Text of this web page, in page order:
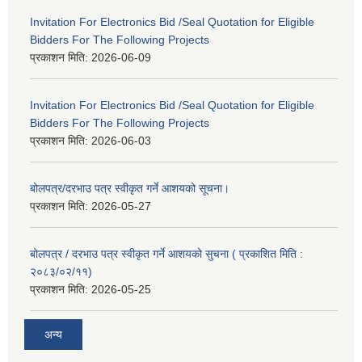
Invitation For Electronics Bid /Seal Quotation for Eligible
Bidders For The Following Projects
प्रकाशन मिति: 2026-06-09
Invitation For Electronics Bid /Seal Quotation for Eligible
Bidders For The Following Projects
प्रकाशन मिति: 2026-06-03
बोलपत्र/दरभाउ पत्र स्वीकृत गर्ने आशयको सूचना।
प्रकाशन मिति: 2026-05-27
बोलपत्र / दरभाउ पत्र स्वीकृत गर्ने आशयको सुचना ( प्रकाशित मिति :
२०८३/०२/११)
प्रकाशन मिति: 2026-05-25
अन्य